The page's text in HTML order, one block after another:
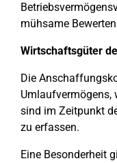
mühsame
Wirtschaftsgüter
Die
Umlaufvermögens,
sind im Zeitpunkt
zu erfassen.
Eine Besonderheit